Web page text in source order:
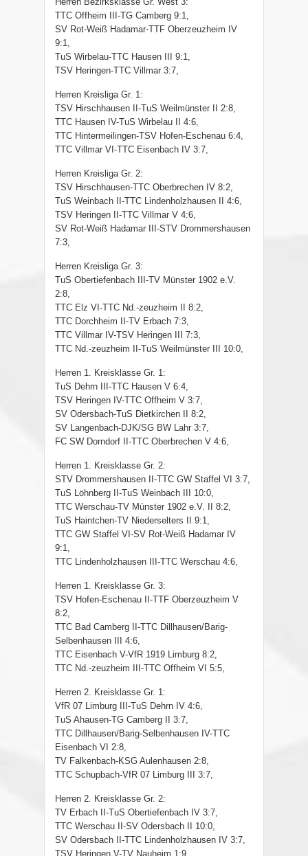
TTC Offheim III-TG Camberg 9:1,
SV Rot-Weiß Hadamar-TTF Oberzeuzheim IV
9:1,
TuS Wirbelau-TTC Hausen III 9:1,
TSV Heringen-TTC Villmar 3:7,
Herren Kreisliga Gr. 1:
TSV Hirschhausen II-TuS Weilmünster II 2:8,
TTC Hausen IV-TuS Wirbelau II 4:6,
TTC Hintermeilingen-TSV Hofen-Eschenau 6:4,
TTC Villmar VI-TTC Eisenbach IV 3:7,
Herren Kreisliga Gr. 2:
TSV Hirschhausen-TTC Oberbrechen IV 8:2,
TuS Weinbach II-TTC Lindenholzhausen II 4:6,
TSV Heringen II-TTC Villmar V 4:6,
SV Rot-Weiß Hadamar III-STV Drommershausen
7:3,
Herren Kreisliga Gr. 3:
TuS Obertiefenbach III-TV Münster 1902 e.V.
2:8,
TTC Elz VI-TTC Nd.-zeuzheim II 8:2,
TTC Dorchheim II-TV Erbach 7:3,
TTC Villmar IV-TSV Heringen III 7:3,
TTC Nd.-zeuzheim II-TuS Weilmünster III 10:0,
Herren 1. Kreisklasse Gr. 1:
TuS Dehrn III-TTC Hausen V 6:4,
TSV Heringen IV-TTC Offheim V 3:7,
SV Odersbach-TuS Dietkirchen II 8:2,
SV Langenbach-DJK/SG BW Lahr 3:7,
FC SW Dorndorf II-TTC Oberbrechen V 4:6,
Herren 1. Kreisklasse Gr. 2:
STV Drommershausen II-TTC GW Staffel VI 3:7,
TuS Löhnberg II-TuS Weinbach III 10:0,
TTC Werschau-TV Münster 1902 e.V. II 8:2,
TuS Haintchen-TV Niederselters II 9:1,
TTC GW Staffel VI-SV Rot-Weiß Hadamar IV
9:1,
TTC Lindenholzhausen III-TTC Werschau 4:6,
Herren 1. Kreisklasse Gr. 3:
TSV Hofen-Eschenau II-TTF Oberzeuzheim V
8:2,
TTC Bad Camberg II-TTC Dillhausen/Barig-
Selbenhausen III 4:6,
TTC Eisenbach V-VfR 1919 Limburg 8:2,
TTC Nd.-zeuzheim III-TTC Offheim VI 5:5,
Herren 2. Kreisklasse Gr. 1:
VfR 07 Limburg III-TuS Dehrn IV 4:6,
TuS Ahausen-TG Camberg II 3:7,
TTC Dillhausen/Barig-Selbenhausen IV-TTC
Eisenbach VI 2:8,
TV Falkenbach-KSG Aulenhausen 2:8,
TTC Schupbach-VfR 07 Limburg III 3:7,
Herren 2. Kreisklasse Gr. 2:
TV Erbach II-TuS Obertiefenbach IV 3:7,
TTC Werschau II-SV Odersbach II 10:0,
SV Odersbach II-TTC Lindenholzhausen IV 3:7,
TSV Heringen V-TV Nauheim 1:9,